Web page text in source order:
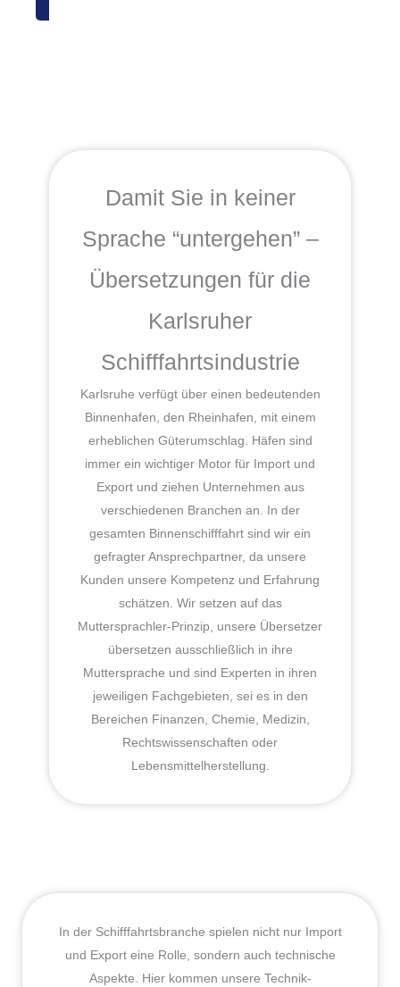
Damit Sie in keiner
Sprache “untergehen” –
Übersetzungen für die
Karlsruher
Schifffahrtsindustrie
Karlsruhe verfügt über einen bedeutenden
Binnenhafen, den Rheinhafen, mit einem
erheblichen Güterumschlag. Häfen sind
immer ein wichtiger Motor für Import und
Export und ziehen Unternehmen aus
verschiedenen Branchen an. In der
gesamten Binnenschifffahrt sind wir ein
gefragter Ansprechpartner, da unsere
Kunden unsere Kompetenz und Erfahrung
schätzen. Wir setzen auf das
Muttersprachler-Prinzip, unsere Übersetzer
übersetzen ausschließlich in ihre
Muttersprache und sind Experten in ihren
jeweiligen Fachgebieten, sei es in den
Bereichen Finanzen, Chemie, Medizin,
Rechtswissenschaften oder
Lebensmittelherstellung.
In der Schifffahrtsbranche spielen nicht nur Import
und Export eine Rolle, sondern auch technische
Aspekte. Hier kommen unsere Technik-